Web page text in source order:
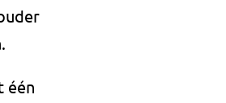
één